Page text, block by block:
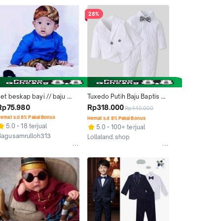
beskap bayi // baju
jawa anak // turun
// jas anak // kostum
// tedak sinten // baju
anak laki laki
s.d 8% Pakai Bonus
5.0
18 terjual
28%
Tuxedo Putih Baju Baptis
Bayi dan Anak Romper Bayi
Import Baby Katun White
Jas Putih
Rp318.000Rp440.000
Hemat s.d 8% Pakai Bonus
5.0
100+ terjual
Lollaland.shop